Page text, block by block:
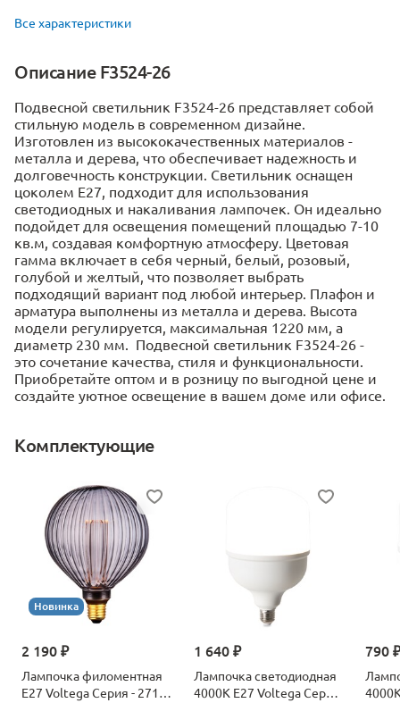
Все характеристики
Описание F3524-26
Подвесной светильник F3524-26 представляет собой
стильную модель в современном дизайне.
Изготовлен из высококачественных материалов -
металла и дерева, что обеспечивает надежность и
долговечность конструкции. Светильник оснащен
цоколем Е27, подходит для использования
светодиодных и накаливания лампочек. Он идеально
подойдет для освещения помещений площадью 7-10
кв.м, создавая комфортную атмосферу. Цветовая
гамма включает в себя черный, белый, розовый,
голубой и желтый, что позволяет выбрать
подходящий вариант под любой интерьер. Плафон и
арматура выполнены из металла и дерева. Высота
модели регулируется, максимальная 1220 мм, а
диаметр 230 мм. Подвесной светильник F3524-26 -
это сочетание качества, стиля и функциональности.
Приобретайте оптом и в розницу по выгодной цене и
создайте уютное освещение в вашем доме или офисе.
Комплектующие
Новинка
2 190 ₽
Лампочка филоментная
Е27 Voltega Серия - 271
1 640 ₽
Лампочка светодиодная
4000К Е27 Voltega Серия
790